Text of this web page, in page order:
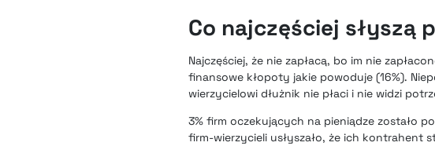
Co najczęściej słyszą
Najczęściej, że nie zapłacą, bo im nie
finansowe kłopoty jakie powoduje (16%).
wierzycielowi dłużnik nie płaci i nie widzi
3% firm oczekujących na pieniądze zostało
firm-wierzycieli usłyszało, że ich kontrahent